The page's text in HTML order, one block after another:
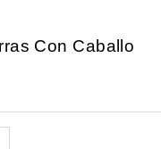
Con Caballo